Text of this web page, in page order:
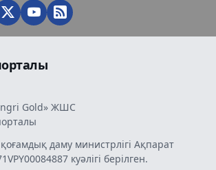
Gold» ЖШС
даму министрлігі Ақпарат
куәлігі берілген.